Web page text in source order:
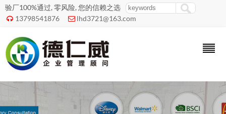
验厂100%通过, 零风险, 您的信赖之选
 13798541876  lhd3721@163.com